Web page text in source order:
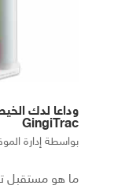
وداعا لدك
GingiTrac
بواسطة إدارة
ما هو مستقبل